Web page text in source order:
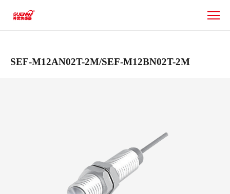
列
SEF-M12AN02T-2M/SEF-M12BN02T-2M